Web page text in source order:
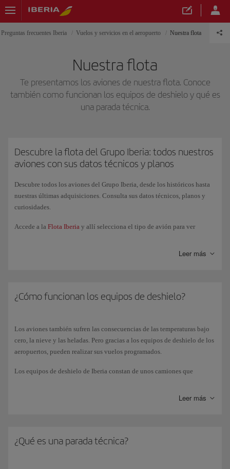
Preguntas frecuentes Iberia Vuelos y servicios en el aeropuerto Nuestra flota
Nuestra flota
Te presentamos los aviones de nuestra flota. Conoce
también como funcionan los equipos de deshielo y qué es
una parada técnica.
Descubre la flota del Grupo Iberia: todos nuestros
aviones con sus datos técnicos y planos
Descubre todos los aviones del Grupo Iberia, desde los históricos hasta
nuestras últimas adquisiciones. Consulta sus datos técnicos, planos y
curiosidades.
Accede a la Flota Iberia y allí selecciona el tipo de avión para ver
Leer más
¿Cómo funcionan los equipos de deshielo?
Los aviones también sufren las consecuencias de las temperaturas bajo
cero, la nieve y las heladas. Pero gracias a los equipos de deshielo de los
aeropuertos, pueden realizar sus vuelos programados.
Los equipos de deshielo de Iberia constan de unos camiones que
una caldera con un quemador que hace que la mezcla se caliente y salga
avión.
Leer más
¿Qué es una parada técnica?